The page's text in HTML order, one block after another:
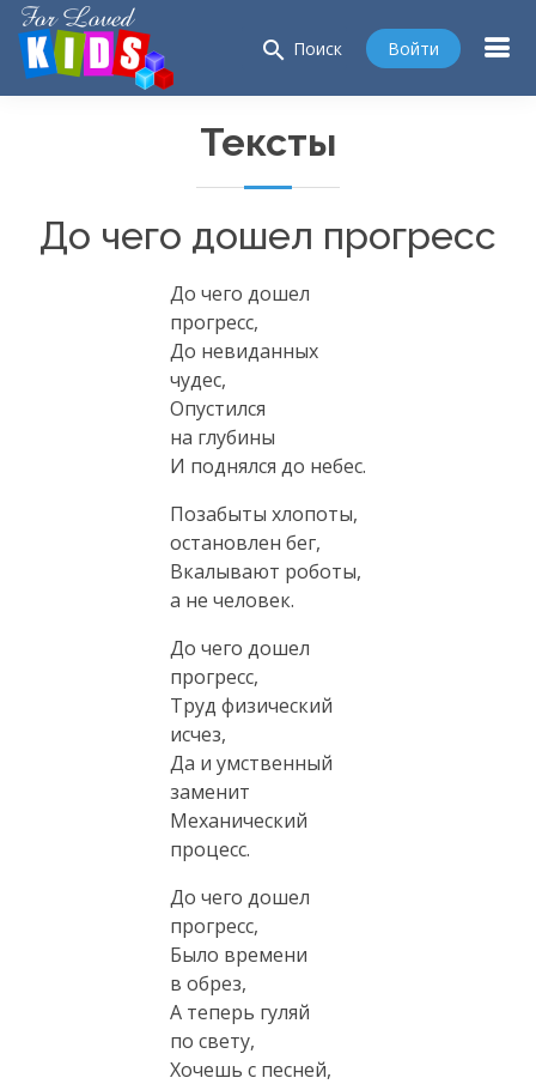
search Поиск Войти
Тексты
До чего дошел прогресс
До чего дошел
прогресс,
До невиданных
чудес,
Опустился
на глубины
И поднялся до небес.
Позабыты хлопоты,
остановлен бег,
Вкалывают роботы,
а не человек.
До чего дошел
прогресс,
Труд физический
исчез,
Да и умственный
заменит
Механический
процесс.
До чего дошел
прогресс,
Было времени
в обрез,
А теперь гуляй
по свету,
Хочешь с песней,